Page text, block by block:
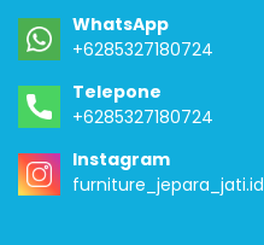
WhatsApp
+6285327180724
Telepone
+6285327180724
Instagram
furniture_jepara_jati.id